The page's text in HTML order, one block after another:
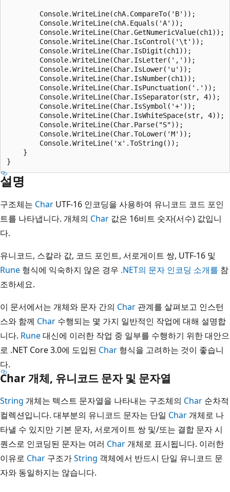
Console.WriteLine(chA.CompareTo('B'));
Console.WriteLine(chA.Equals('A'));
Console.WriteLine(Char.GetNumericValue(ch1));
Console.WriteLine(Char.IsControl('\t'));
Console.WriteLine(Char.IsDigit(ch1));
Console.WriteLine(Char.IsLetter(','));
Console.WriteLine(Char.IsLower('u'));
Console.WriteLine(Char.IsNumber(ch1));
Console.WriteLine(Char.IsPunctuation('.'));
Console.WriteLine(Char.IsSeparator(str, 4));
Console.WriteLine(Char.IsSymbol('+'));
Console.WriteLine(Char.IsWhiteSpace(str, 4));
Console.WriteLine(Char.Parse("S"));
Console.WriteLine(Char.ToLower('M'));
Console.WriteLine('x'.ToString());
    }
설명
구조체는 Char UTF-16 인코딩을 사용하여 유니코드 코드 포인
트를 나타냅니다. 개체의 Char 값은 16비트 숫자(서수) 값입니
다.
유니코드, 스칼라 값, 코드 포인트, 서로게이트 쌍, UTF-16 및
Rune 형식에 익숙하지 않은 경우 .NET의 문자 인코딩 소개를 참
조하세요.
이 문서에서는 개체와 문자 간의 Char 관계를 살펴보고 인스턴
스와 함께 Char 수행되는 몇 가지 일반적인 작업에 대해 설명합
니다. Rune대신에 이러한 작업 중 일부를 수행하기 위한 대안으
로 .NET Core 3.0에 도입된 Char 형식을 고려하는 것이 좋습니
다.
Char 개체, 유니코드 문자 및 문자열
String 개체는 텍스트 문자열을 나타내는 구조체의 Char 순차적
컬렉션입니다. 대부분의 유니코드 문자는 단일 Char 개체로 나
타낼 수 있지만 기본 문자, 서로게이트 쌍 및/또는 결합 문자 시
퀀스로 인코딩된 문자는 여러 Char 개체로 표시됩니다. 이러한
이유로 Char 구조가String 객체에서 반드시 단일 유니코드 문
자와 동일하지는 않습니다.